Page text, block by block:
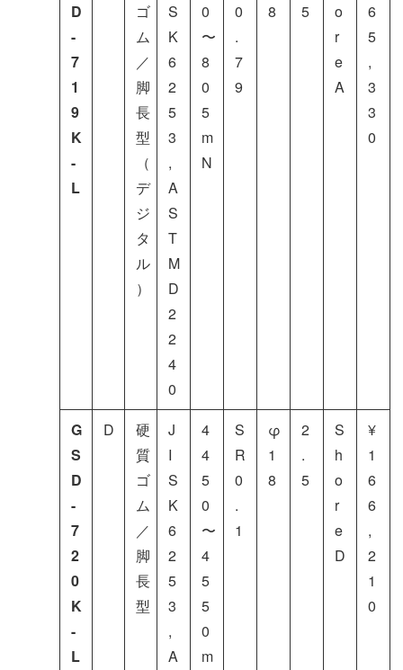
D
-
7
1
9
K
-
L
ゴ
ム
／
脚
長
型
（
デ
ジ
タ
ル
）
S
K
6
2
5
3
,
A
S
T
M
D
2
2
4
0
0
〜
8
0
5
m
N
0
.
7
9
8
5
o
r
e
A
6
5
,
3
3
0
G
S
D
-
7
2
0
K
-
L
D
硬
質
ゴ
ム
／
脚
長
型
J
I
S
K
6
2
5
3
,
A
4
4
5
0
〜
4
5
5
0
m
S
R
0
.
1
φ
1
8
2
.
5
S
h
o
r
e
D
¥
1
6
6
,
2
1
0